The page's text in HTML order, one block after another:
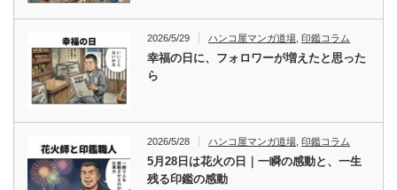
2026/5/29 ハンコ屋マンガ道場 ,印鑑コラム
幸福の日に、フォロワーが増えたと思った
ら
2026/5/28 ハンコ屋マンガ道場 ,印鑑コラム
5月28日は花火の日｜一瞬の感動と、一生
残る印鑑の感動